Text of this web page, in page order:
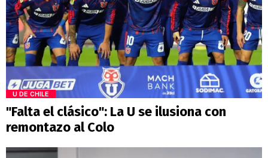
U DE CHILE
"Falta el clásico": La U se ilusiona con
remontazo al Colo